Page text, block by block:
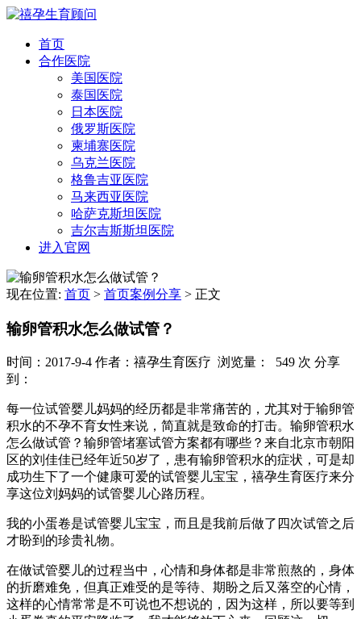
首页
合作医院
美国医院
泰国医院
日本医院
俄罗斯医院
柬埔寨医院
乌克兰医院
格鲁吉亚医院
马来西亚医院
哈萨克斯坦医院
吉尔吉斯斯坦医院
进入官网
现在位置: 首页 > 首页案例分享 > 正文
输卵管积水怎么做试管？
时间：2017-9-4 作者：禧孕生育医疗 浏览量： 549 次 分享
到：
每一位试管婴儿妈妈的经历都是非常痛苦的，尤其对于输卵管
积水的不孕不育女性来说，简直就是致命的打击。输卵管积水
怎么做试管？输卵管堵塞试管方案都有哪些？来自北京市朝阳
区的刘佳佳已经年近50岁了，患有输卵管积水的症状，可是却
成功生下了一个健康可爱的试管婴儿宝宝，禧孕生育医疗来分
享这位刘妈妈的试管婴儿心路历程。
我的小蛋卷是试管婴儿宝宝，而且是我前后做了四次试管之后
才盼到的珍贵礼物。
在做试管婴儿的过程当中，心情和身体都是非常煎熬的，身体
的折磨难免，但真正难受的是等待、期盼之后又落空的心情，
这样的心情常常是不可说也不想说的，因为这样，所以要等到